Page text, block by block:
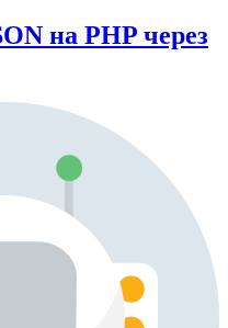
на PHP через